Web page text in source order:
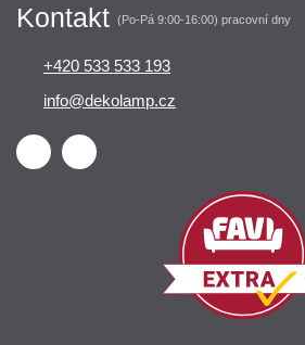
Kontakt (Po-Pá 9:00-16:00) pracovní dny
+420 533 533 193
info@dekolamp.cz